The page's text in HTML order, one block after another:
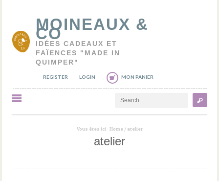
MOINEAUX &
CO
IDÉES CADEAUX ET
FAÏENCES "MADE IN
QUIMPER"
REGISTER LOGIN MON PANIER
Vous êtes ici : Home / atelier
atelier